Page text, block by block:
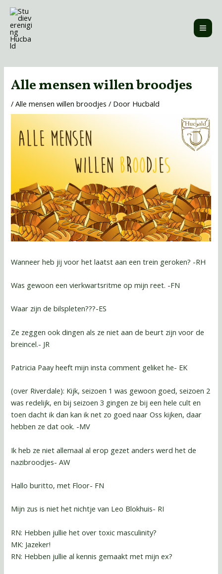
naar
inhoud
Alle mensen willen broodjes
/Alle mensen willen broodjes / Door Hucbald
Wanneer heb jij voor het laatst aan een trein geroken? -RH
Was gewoon een vierkwartsritme op mijn reet. -FN
Waar zijn de bilspleten???-ES
Ze zeggen ook dingen als ze niet aan de beurt zijn voor de
breincel.- JR
Patricia Paay heeft mijn insta comment geliket he- EK
(over Riverdale): Kijk, seizoen 1 was gewoon goed, seizoen 2
was redelijk, en bij seizoen 3 gingen ze bij een hele cult en
toen dacht ik dan kan ik net zo goed naar Oss kijken, daar
hebben ze dat ook. -MV
Ik heb ze niet allemaal al erop gezet anders werd het de
nazibroodjes- AW
Hallo buritto, met Floor- FN
Mijn zus is niet het nichtje van Leo Blokhuis- RI
RN: Hebben jullie het over toxic masculinity?
MK: Jazeker!
RN: Hebben jullie al kennis gemaakt met mijn ex?